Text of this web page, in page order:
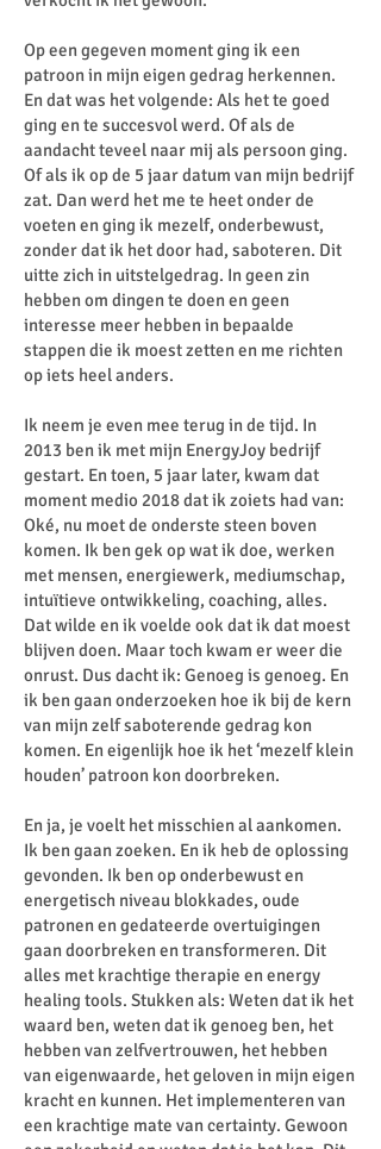
Op een gegeven moment ging ik een
patroon in mijn eigen gedrag herkennen.
En dat was het volgende: Als het te goed
ging en te succesvol werd. Of als de
aandacht teveel naar mij als persoon ging.
Of als ik op de 5 jaar datum van mijn bedrijf
zat. Dan werd het me te heet onder de
voeten en ging ik mezelf, onderbewust,
zonder dat ik het door had, saboteren. Dit
uitte zich in uitstelgedrag. In geen zin
hebben om dingen te doen en geen
interesse meer hebben in bepaalde
stappen die ik moest zetten en me richten
op iets heel anders.
Ik neem je even mee terug in de tijd. In
2013 ben ik met mijn EnergyJoy bedrijf
gestart. En toen, 5 jaar later, kwam dat
moment medio 2018 dat ik zoiets had van:
Oké, nu moet de onderste steen boven
komen. Ik ben gek op wat ik doe, werken
met mensen, energiewerk, mediumschap,
intuïtieve ontwikkeling, coaching, alles.
Dat wilde en ik voelde ook dat ik dat moest
blijven doen. Maar toch kwam er weer die
onrust. Dus dacht ik: Genoeg is genoeg. En
ik ben gaan onderzoeken hoe ik bij de kern
van mijn zelf saboterende gedrag kon
komen. En eigenlijk hoe ik het ‘mezelf klein
houden’ patroon kon doorbreken.
En ja, je voelt het misschien al aankomen.
Ik ben gaan zoeken. En ik heb de oplossing
gevonden. Ik ben op onderbewust en
energetisch niveau blokkades, oude
patronen en gedateerde overtuigingen
gaan doorbreken en transformeren. Dit
alles met krachtige therapie en energy
healing tools. Stukken als: Weten dat ik het
waard ben, weten dat ik genoeg ben, het
hebben van zelfvertrouwen, het hebben
van eigenwaarde, het geloven in mijn eigen
kracht en kunnen. Het implementeren van
een krachtige mate van certainty. Gewoon